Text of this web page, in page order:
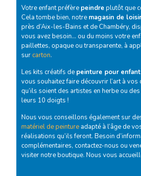
Votre enfant préfère peindre plutôt que
Cela tombe bien, notre magasin de
près d’Aix-les-Bains et de Chambéry,
vous avez besoin… ou du moins votre
paillettes, opaque ou transparente, à
surcarton.
Les kits créatifs de peinture pour
vous souhaitez faire découvrir l’art à vos
qu’ils soient des artistes en herbe ou
leurs 10 doigts !
Nous vous conseillons également sur
matériel de peinture adapté à l’âge de
réalisations qu’ils feront. Besoin
complémentaires, contactez-nous ou
visiter notre boutique. Nous vous